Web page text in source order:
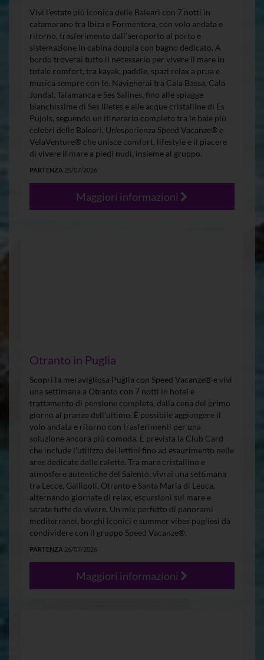
Vivi l’estate più iconica delle Baleari con 7 notti in
catamarano tra Ibiza e Formentera, con volo andata e
ritorno, trasferimento dall’aeroporto al porto e
sistemazione in cabina doppia con bagno dedicato. A
bordo troverai tutto il necessario per vivere il mare in
totale comfort, tra kayak, paddle, spazi relax a prua e
musica sempre con te. Navigherai tra Cala Bassa, Cala
Jondal, Talamanca e Ses Salines, fino alle spiagge
bianchissime di Ses Illetes e alle acque cristalline di Es
Pujols, seguendo un itinerario completo tra le baie più
celebri delle Baleari. Un’esperienza Speed Vacanze® e
VelaVenture® che unisce comfort, lifestyle e il piacere
di vivere il mare a piedi nudi, insieme al gruppo.
PARTENZA 25/07/2026
Maggiori informazioni
Otranto in Puglia
Scopri la meravigliosa Puglia con Speed Vacanze® e vivi
una settimana a Otranto con 7 notti in hotel e
trattamento di pensione completa, dalla cena del primo
giorno al pranzo dell’ultimo. È possibile aggiungere il
volo andata e ritorno con trasferimenti per una
soluzione ancora più comoda. È prevista la Club Card
che include l’utilizzo dei lettini fino ad esaurimento nelle
aree dedicate delle calette. Tra mare cristallino e
atmosfere autentiche del Salento, vivrai una settimana
tra Lecce, Gallipoli, Otranto e Santa Maria di Leuca,
alternando giornate di relax, escursioni sul mare e
serate tutte da vivere. Un mix perfetto di panorami
mediterranei, borghi iconici e summer vibes pugliesi da
condividere con il gruppo Speed Vacanze®.
PARTENZA 26/07/2026
Maggiori informazioni